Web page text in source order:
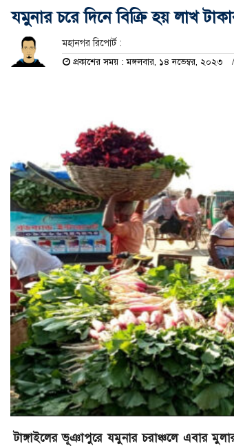
যমুনার চরে দিনে বিক্রি হয় লাখ
মহানগর রিপোর্ট :
প্রকাশের সময় : মঙ্গলবার, ১৪ নভেম্বর, ২০২৩
টাঙ্গাইলের ভূঞাপুরে যমুনার চরাঞ্চলে এবার